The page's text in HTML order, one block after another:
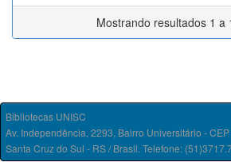
Mostrando resultados 1 a
Bibliotecas UNISC
Av. Independência, 2293, Bairro Universitário -
Santa Cruz do Sul - RS / Brasil. Telefone: